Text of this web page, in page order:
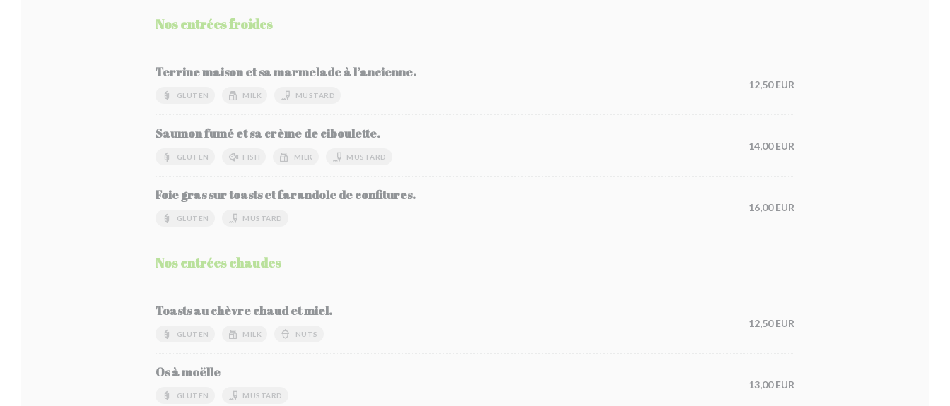
Nos entrées froides
Terrine maison et sa marmelade à l’ancienne.
GLUTEN MILK MUSTARD
12,50 EUR
Saumon fumé et sa crème de ciboulette.
GLUTEN FISH MILK MUSTARD
14,00 EUR
Foie gras sur toasts et farandole de confitures.
GLUTEN MUSTARD
16,00 EUR
Nos entrées chaudes
Toasts au chèvre chaud et miel.
GLUTEN MILK NUTS
12,50 EUR
Os à moëlle
GLUTEN MUSTARD
13,00 EUR